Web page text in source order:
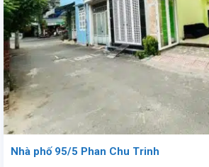
Nhà phố 95/5 Phan Chu Trinh